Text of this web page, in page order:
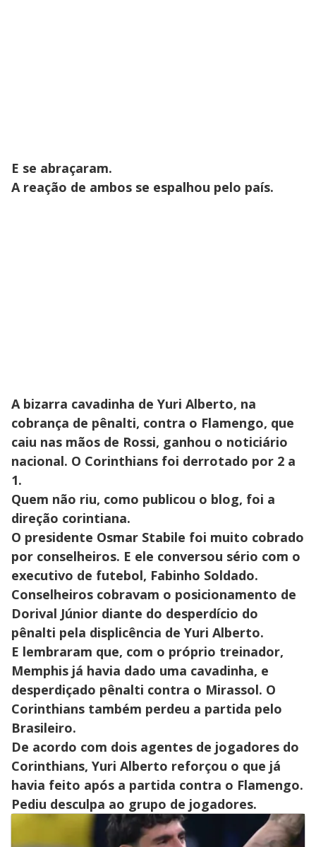
E se abraçaram.
A reação de ambos se espalhou pelo país.
A bizarra cavadinha de Yuri Alberto, na
cobrança de pênalti, contra o Flamengo, que
caiu nas mãos de Rossi, ganhou o noticiário
nacional. O Corinthians foi derrotado por 2 a
1.
Quem não riu, como publicou o blog, foi a
direção corintiana.
O presidente Osmar Stabile foi muito cobrado
por conselheiros. E ele conversou sério com o
executivo de futebol, Fabinho Soldado.
Conselheiros cobravam o posicionamento de
Dorival Júnior diante do desperdício do
pênalti pela displicência de Yuri Alberto.
E lembraram que, com o próprio treinador,
Memphis já havia dado uma cavadinha, e
desperdiçado pênalti contra o Mirassol. O
Corinthians também perdeu a partida pelo
Brasileiro.
De acordo com dois agentes de jogadores do
Corinthians, Yuri Alberto reforçou o que já
havia feito após a partida contra o Flamengo.
Pediu desculpa ao grupo de jogadores.